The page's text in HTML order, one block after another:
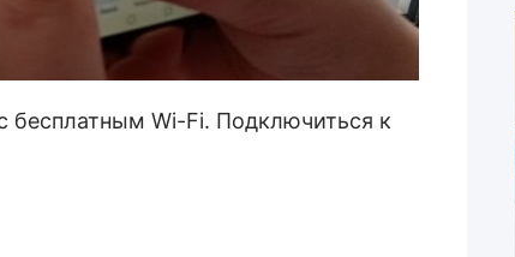
бесплатным Wi-Fi. Подключиться к